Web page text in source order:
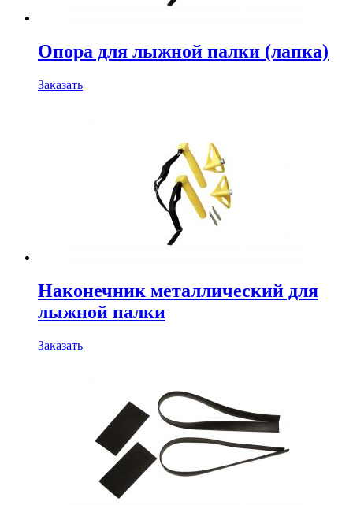
Опора для лыжной палки (лапка)
Заказать
Наконечник металлический для
лыжной палки
Заказать